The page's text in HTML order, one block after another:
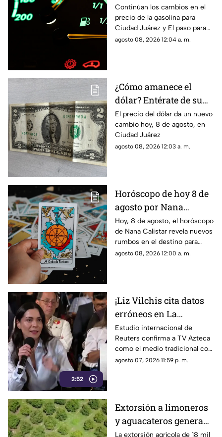
gasolina para Ciudad
Juárez y El Paso
Continúan los cambios en el
precio de la gasolina para
Ciudad Juárez y El paso para
hoy, 8 de agosto
agosto 08, 2026 12:04 a. m.
¿Cómo amanece el
dólar? Entérate de su
precio hoy, 8 de agosto,
en Ciudad Juárez
El precio del dólar da un nuevo
cambio hoy, 8 de agosto, en
Ciudad Juárez
agosto 08, 2026 12:03 a. m.
Horóscopo de hoy 8 de
agosto por Nana
Calistar: ¿Qué te depara
el destino este sábado?
Hoy, 8 de agosto, el horóscopo
de Nana Calistar revela nuevos
rumbos en el destino para
estos signos
agosto 08, 2026 12:00 a. m.
2:52
¡Liz Vilchis cita datos
erróneos en La
Mañanera: Estudio de
Reuters confirma
liderazgo de TV Azteca
en alcance y
Estudio internacional de
Reuters confirma a TV Azteca
como el medio tradicional con
mayor alcance y credibilidad
agosto 07, 2026 11:59 p. m.
Extorsión a limoneros
y aguacateros genera
pérdidas de 18 mil mdp
La extorsión agrícola de 18 mil